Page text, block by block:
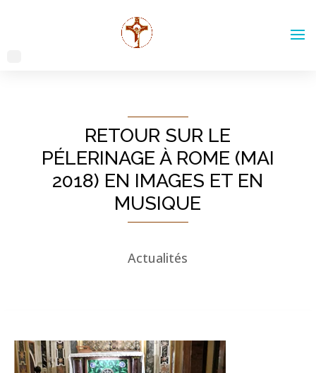
RETOUR SUR LE
PÉLERINAGE À ROME (MAI
2018) EN IMAGES ET EN
MUSIQUE
Actualités